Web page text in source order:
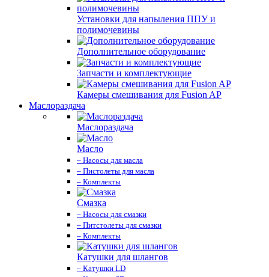
Установки для напыления ППУ и
полимочевины
Дополнительное оборудование
Запчасти и комплектующие
Камеры смешивания для Fusion AP
Маслораздача
Маслораздача
Масло
– Насосы для масла
– Пистолеты для масла
– Комплекты
Смазка
– Насосы для смазки
– Питстолеты для смазки
– Комплекты
Катушки для шлангов
– Катушки LD